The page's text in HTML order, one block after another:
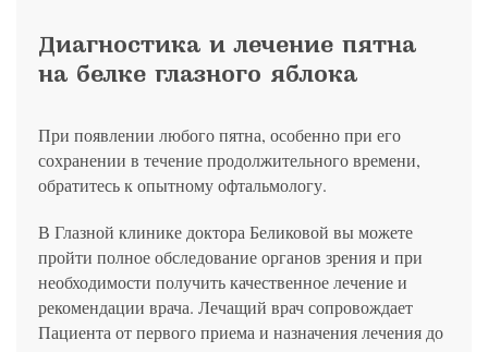
Диагностика и лечение пятна
на белке глазного яблока
При появлении любого пятна, особенно при его
сохранении в течение продолжительного времени,
обратитесь к опытному офтальмологу.
В Глазной клинике доктора Беликовой вы можете
пройти полное обследование органов зрения и при
необходимости получить качественное лечение и
рекомендации врача. Лечащий врач сопровождает
Пациента от первого приема и назначения лечения до